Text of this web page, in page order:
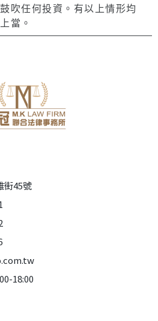
吹任何投資。有以上情形均
當。
街45號
18:00